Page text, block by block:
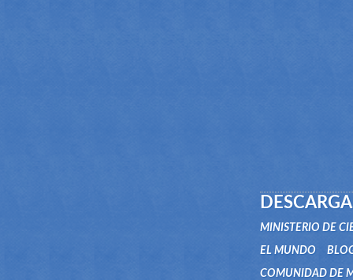
MINISTERIO DE
EL MUNDO
COMUNIDAD DE